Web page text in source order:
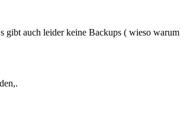
gibt auch leider keine Backups ( wieso warum